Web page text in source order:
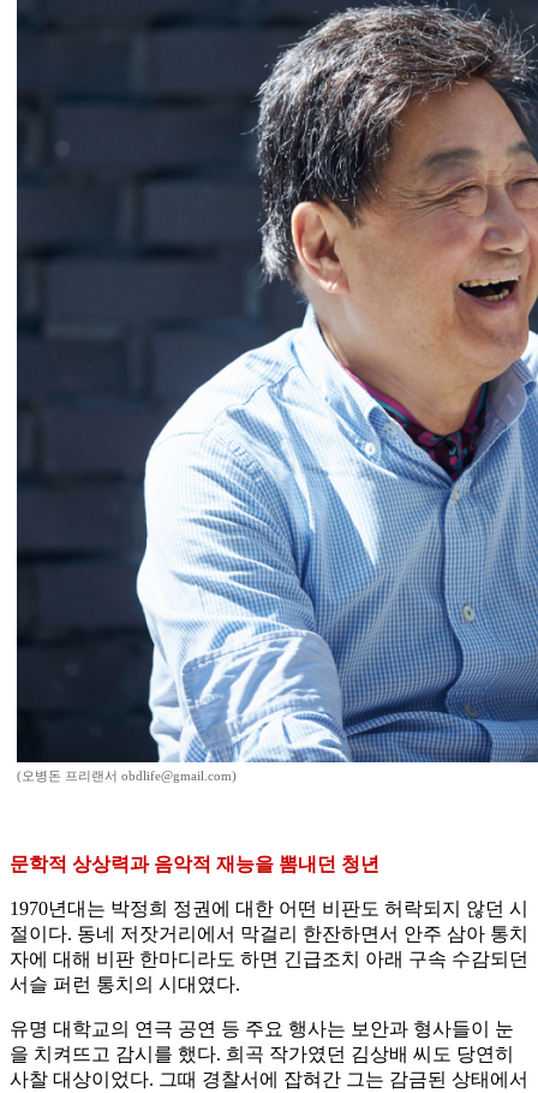
(오병돈 프리랜서 obdlife@gmail.com)
문학적 상상력과 음악적 재능을 뽐내던 청년
1970년대는 박정희 정권에 대한 어떤 비판도 허락되지 않던 시
절이다. 동네 저잣거리에서 막걸리 한잔하면서 안주 삼아 통치
자에 대해 비판 한마디라도 하면 긴급조치 아래 구속 수감되던
서슬 퍼런 통치의 시대였다.
유명 대학교의 연극 공연 등 주요 행사는 보안과 형사들이 눈
을 치켜뜨고 감시를 했다. 희곡 작가였던 김상배 씨도 당연히
사찰 대상이었다. 그때 경찰서에 잡혀간 그는 감금된 상태에서